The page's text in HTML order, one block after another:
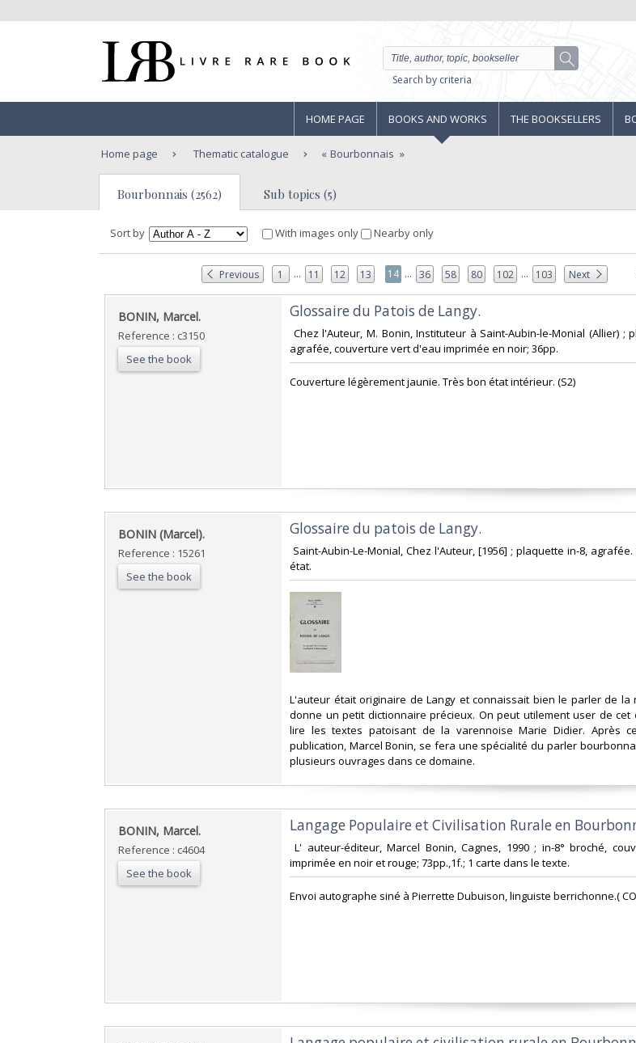
Search by criteria
HOME PAGE BOOKS AND WORKS THE BOOKSELLERS
Home page Thematic catalogue Bourbonnais
Bourbonnais (2562) Sub topics (5)
Sort by With images only Nearby only
Previous 1 ... 11 12 13 14 ... 36 58 80 102 ... 103 Next
‎BONIN, Marcel.‎
Reference : c3150
See the book
‎Glossaire du Patois de Langy.‎
Chez l'Auteur, M. Bonin, Instituteur à Saint-Aubin-le-Monial (Allier) ;
agrafée, couverture vert d'eau imprimée en noir; 36pp.‎
‎Couverture légèrement jaunie. Très bon état intérieur. (S2) ‎
‎BONIN (Marcel).‎
Reference : 15261
See the book
‎Glossaire du patois de Langy.‎
Saint-Aubin-Le-Monial, Chez l'Auteur, [1956] ; plaquette in-8,
état. ‎
‎L'auteur était originaire de Langy et connaissait bien le parler de la
donne un petit dictionnaire précieux. On peut utilement user de cet
lire les textes patoisant de la varennoise Marie Didier. Après
publication, Marcel Bonin, se fera une spécialité du parler
plusieurs ouvrages dans ce domaine. ‎
‎BONIN, Marcel.‎
Reference : c4604
See the book
‎Langage Populaire et Civilisation Rurale en
L' auteur-éditeur, Marcel Bonin, Cagnes, 1990 ; in-8° broché,
imprimée en noir et rouge; 73pp.,1f.; 1 carte dans le texte.‎
‎Envoi autographe siné à Pierrette Dubuison, linguiste berrichonne.(